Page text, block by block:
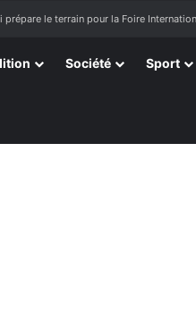
le terrain pour la Foire
Société Sport